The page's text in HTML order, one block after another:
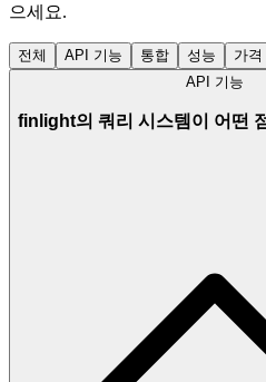
으세요.
전체 API 기능 통합 성능 가격
API 기능
finlight의 쿼리 시스템이 어떤